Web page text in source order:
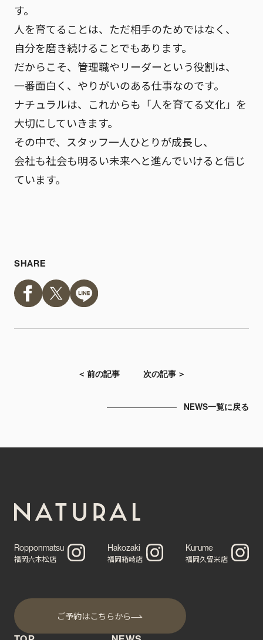
す。
人を育てることは、ただ相手のためではなく、
自分を磨き続けることでもあります。
だからこそ、管理職やリーダーという役割は、
一番面白く、やりがいのある仕事なのです。
ナチュラルは、これからも 「人を育てる文化」 を
大切にしていきます。
その中で、スタッフ一人ひとりが成長し、
会社も社会も明るい未来へと進んでいけると信じ
ています。
SHARE
＜ 前の記事 次の記事 ＞
NEWS一覧に戻る
Ropponmatsu
福岡六本松店
Hakozaki
福岡箱崎店
Kurume
福岡久留米店
ご予約はこちらから